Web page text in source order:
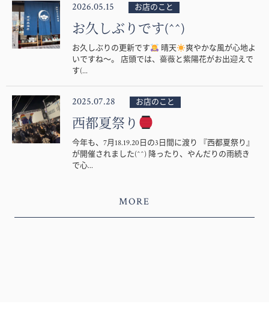
2026.05.15 お店のこと
お久しぶりです(^^)
お久しぶりの更新です 晴天
爽やかな風が心地よ
いですね〜。 店頭では、薔薇と紫陽花がお出迎えで
す(...
2025.07.28 お店のこと
西都夏祭り
今年も、7月18.19.20日の3日間に渡り 『西都夏祭り』
が開催されました(^^) 降ったり、やんだりの雨続き
で心...
MORE